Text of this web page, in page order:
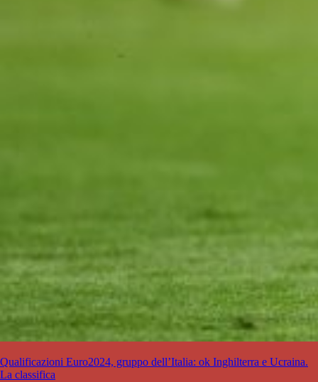
Qualificazioni Euro2024, gruppo dell’Italia: ok Inghilterra e Ucraina.
La classifica